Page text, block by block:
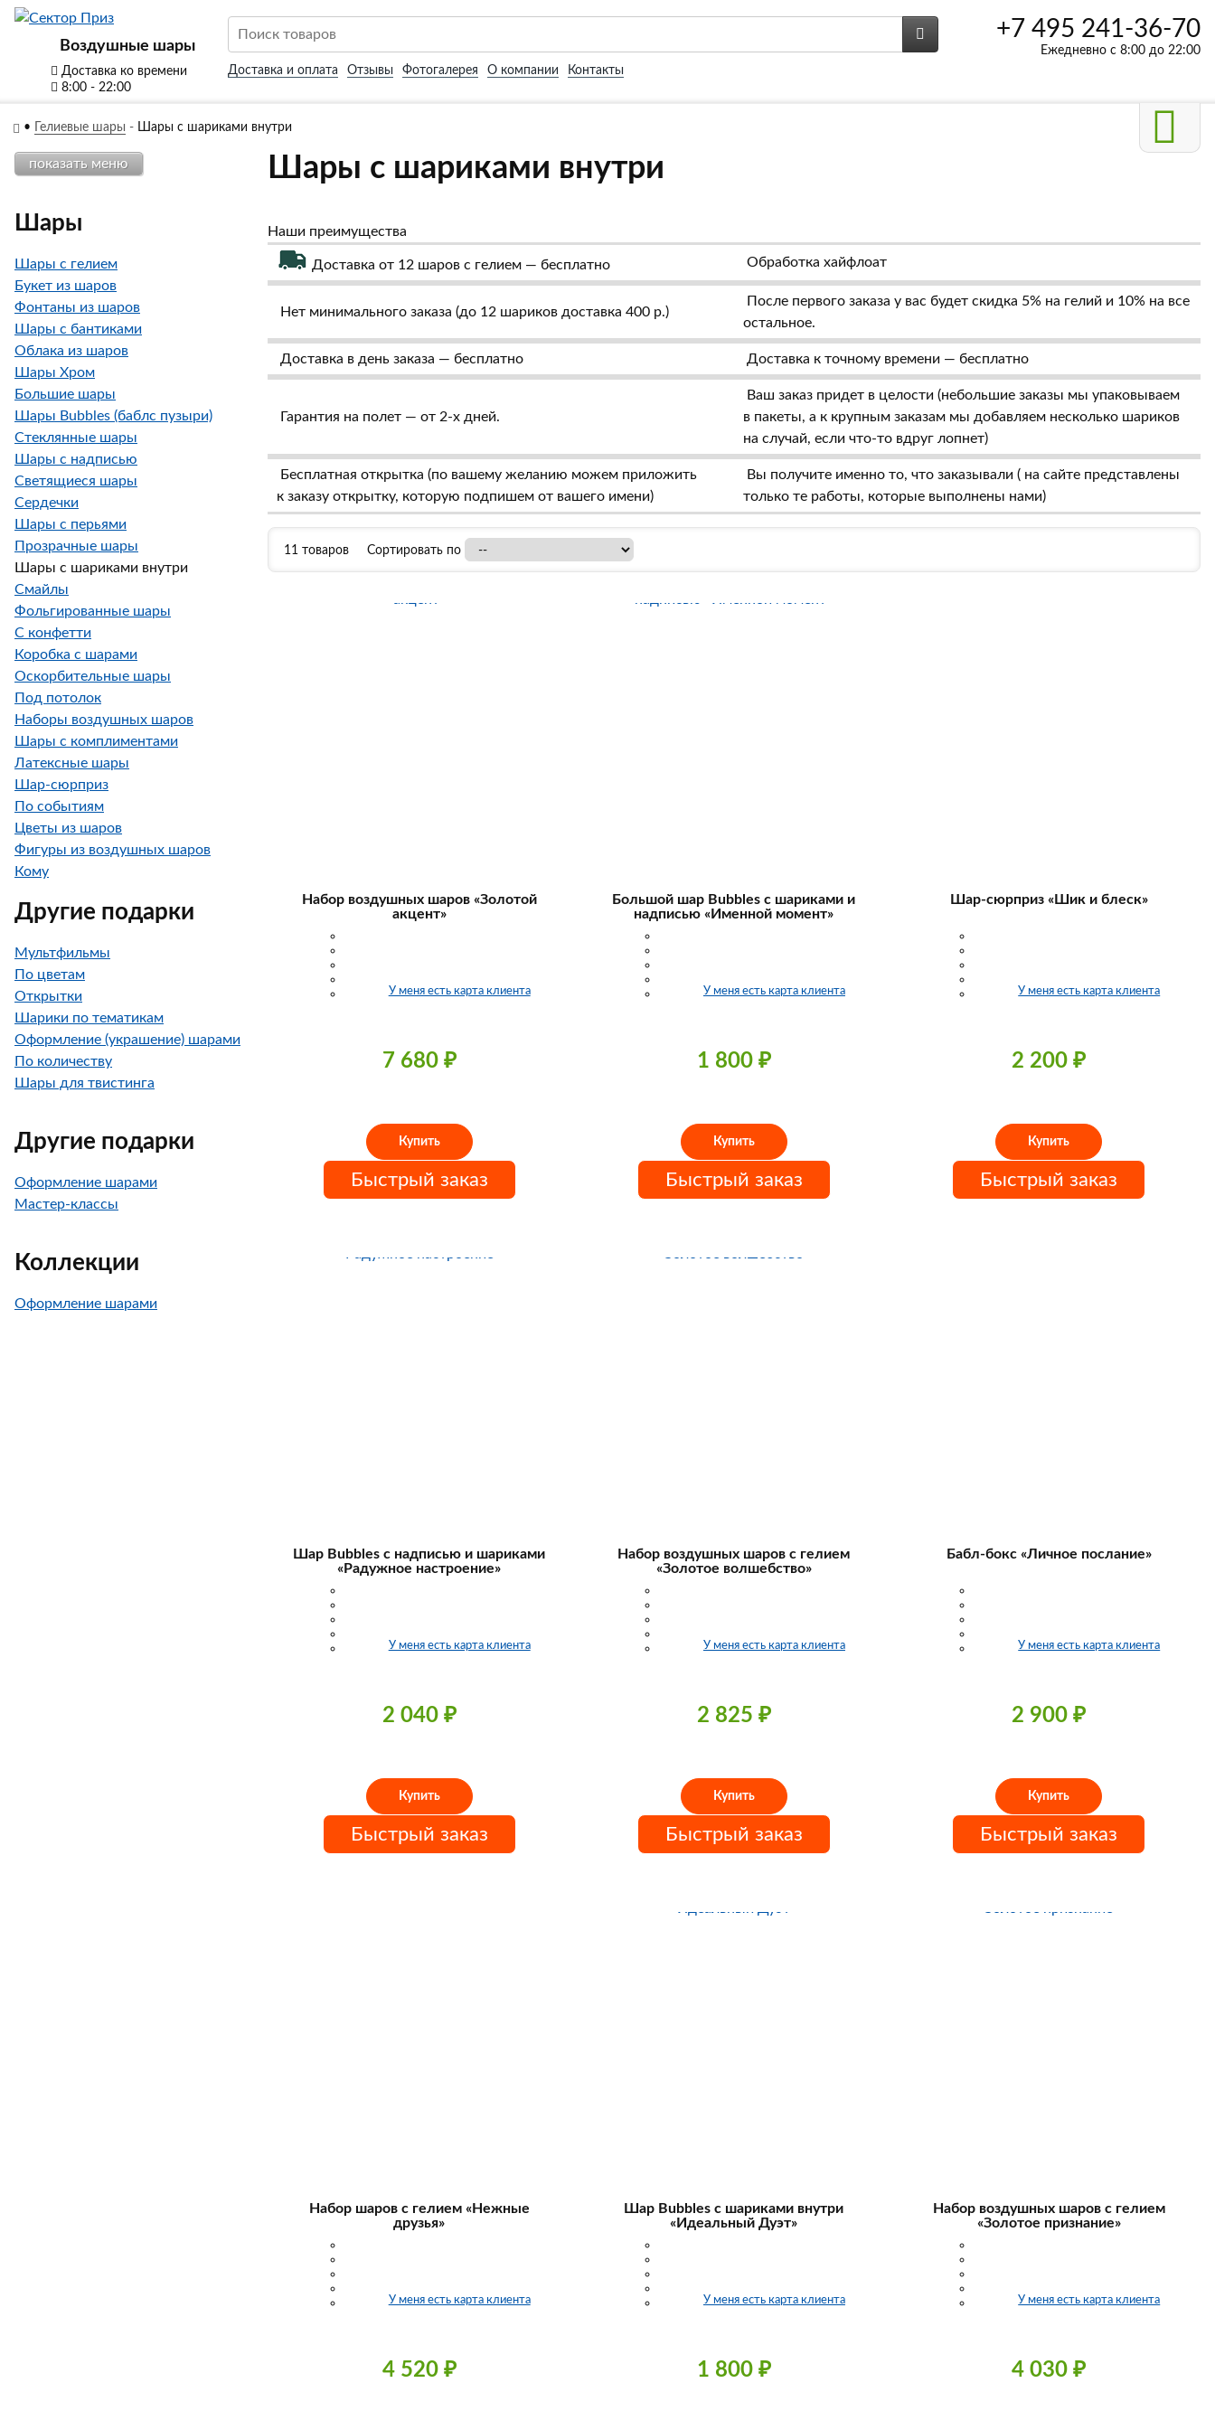
Воздушные шары
Доставка ко времени
8:00 - 22:00
Доставка и оплата Отзывы Фотогалерея О компании Контакты
+7 495 241-36-70
Ежедневно с 8:00 до 22:00
• Гелиевые шары - Шары с шариками внутри
Шары с шариками внутри
Наши преимущества
Доставка от 12 шаров с гелием — бесплатно Обработка хайфлоат
Нет минимального заказа (до 12 шариков доставка 400 р.)
После первого заказа у вас будет скидка 5% на гелий и 10% на все
остальное.
Доставка в день заказа — бесплатно Доставка к точному времени — бесплатно
Гарантия на полет — от 2-х дней.
Ваш заказ придет в целости (небольшие заказы мы упаковываем
в пакеты, а к крупным заказам мы добавляем несколько шариков
на случай, если что-то вдруг лопнет)
Бесплатная открытка (по вашему желанию можем приложить
к заказу открытку, которую подпишем от вашего имени)
Вы получите именно то, что заказывали ( на сайте представлены
только те работы, которые выполнены нами)
11 товаров Сортировать по
Набор воздушных шаров «Золотой
акцент»
У меня есть карта клиента
7 680 ₽
Купить
Быстрый заказ
Большой шар Bubbles с шариками и
надписью «Именной момент»
У меня есть карта клиента
1 800 ₽
Купить
Быстрый заказ
Шар-сюрприз «Шик и блеск»
У меня есть карта клиента
2 200₽
Купить
Быстрый заказ
Шар Bubbles с надписью и шариками
«Радужное настроение»
У меня есть карта клиента
2 040 ₽
Купить
Быстрый заказ
Набор воздушных шаров с гелием
«Золотое волшебство»
У меня есть карта клиента
2 825 ₽
Купить
Быстрый заказ
Бабл-бокс «Личное послание»
У меня есть карта клиента
2 900₽
Купить
Быстрый заказ
Набор шаров с гелием «Нежные
друзья»
У меня есть карта клиента
4 520 ₽
Шар Bubbles с шариками внутри
«Идеальный Дуэт»
У меня есть карта клиента
1 800 ₽
Набор воздушных шаров с гелием
«Золотое признание»
У меня есть карта клиента
4 030₽
показать меню
Шары
Шары с гелием
Букет из шаров
Фонтаны из шаров
Шары с бантиками
Облака из шаров
Шары Хром
Большие шары
Шары Bubbles (баблс пузыри)
Стеклянные шары
Шары с надписью
Светящиеся шары
Сердечки
Шары с перьями
Прозрачные шары
Шары с шариками внутри
Смайлы
Фольгированные шары
С конфетти
Коробка с шарами
Оскорбительные шары
Под потолок
Наборы воздушных шаров
Шары с комплиментами
Латексные шары
Шар-сюрприз
По событиям
Цветы из шаров
Фигуры из воздушных шаров
Кому
Другие подарки
Мультфильмы
По цветам
Открытки
Шарики по тематикам
Оформление (украшение) шарами
По количеству
Шары для твистинга
Другие подарки
Оформление шарами
Мастер-классы
Коллекции
Оформление шарами